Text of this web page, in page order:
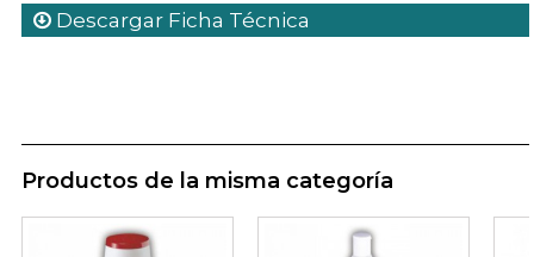
Descargar Ficha Técnica
Productos de la misma categoría